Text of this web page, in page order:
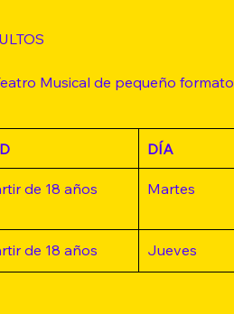
Musical de pequeño formato
DÍA
de 18 años Martes
de 18 años Jueves